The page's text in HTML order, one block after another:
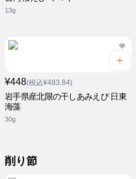
13g
¥448(税込¥483.84)
岩手県産北限の干しあみえび 日東
海藻
30g
削り節